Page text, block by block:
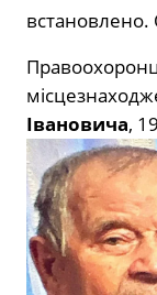
встановлено.
Івановича,